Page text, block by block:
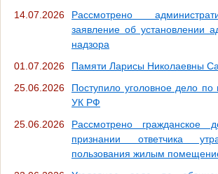
14.07.2026
Рассмотрено
заявление об установлении
надзора
01.07.2026
Памяти Ларисы Николаевны
25.06.2026
Поступило уголовное дело по
УК РФ
25.06.2026
Рассмотрено
признании ответчика
пользования жилым